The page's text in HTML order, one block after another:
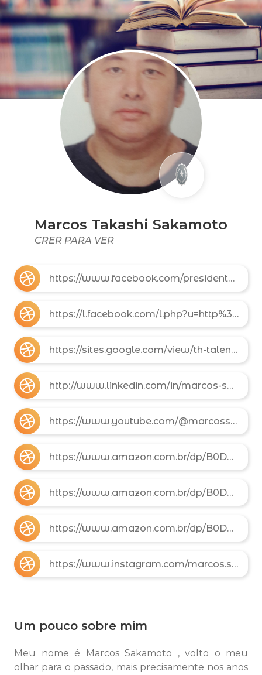
Marcos Takashi Sakamoto
CRER PARA VER
https://www.facebook.com/presidentedehonradoIQ
https://l.facebook.com/l.php?u=http%3A%2F%2Finstrutordemkt.wixsite.com%2Fqualificarglobal%3Ffbclid%3DIwZXh0bgNhZW0CMTAAAR3zsE84zNNEFFZPaPE7aBbpMlbnnBXUKCl_yENvNhz6nVrmmNQB4IkNi0M_aem_mXqgfGl_xq7gQNHnckXVxA&h=AT2SIbwkaFJaTwF3XlQnWSbTQVOmm5ABSDTglUkjE8ff03wIIzPtUOmWREav3z9jD4SQN69xxWgFE_xP30502_DJj2jwgZlj2tkxdnfAs8_kP_6oN7YxNfmfF8xcscm_AoUeIC_-gnb-4Ac6y0kymw
https://sites.google.com/view/th-talentos
http://www.linkedin.com/in/marcos-sakamoto-7ab523270
https://www.youtube.com/@marcossakamoto5665
https://www.amazon.com.br/dp/B0DR4Q5YJ1/ref=sr_1_2?m=A2S15SF5QO6JFU
https://www.amazon.com.br/dp/B0DR4RGBRD/ref=sr_1_2?m=A2S15SF5QO6JFU
https://www.amazon.com.br/dp/B0DR4N4XCW/ref=sr_1_2?m=A2S15SF5QO6JFU
https://www.instagram.com/marcos.sakamoto148/
Um pouco sobre mim
Meu nome é Marcos Sakamoto , volto o meu
olhar para o passado, mais precisamente nos anos